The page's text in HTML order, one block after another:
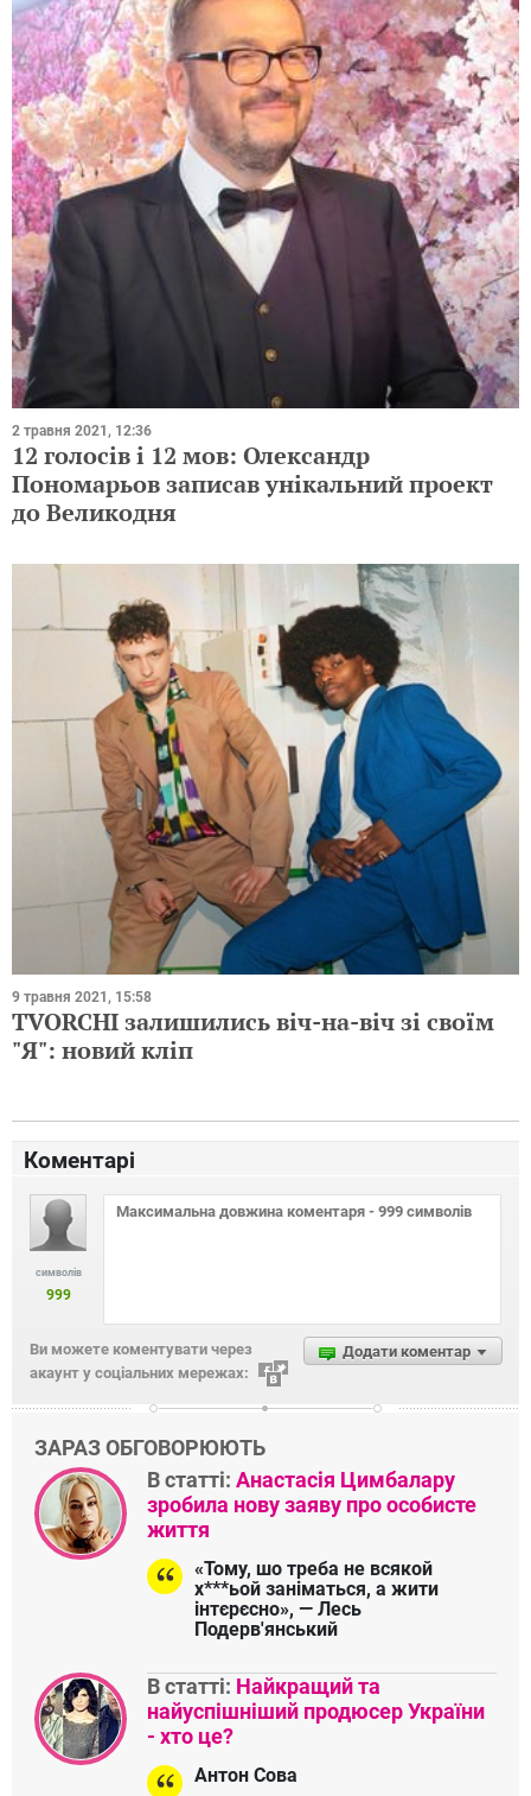
2 травня 2021, 12:36
12 голосів і 12 мов: Олександр
Пономарьов записав унікальний проект
до Великодня
9 травня 2021, 15:58
TVORCHI залишились віч-на-віч зі своїм
"Я": новий кліп
Коментарі
символів
999
Додати коментар
Ви можете коментувати через
акаунт у соціальних мережах:
ЗАРАЗ ОБГОВОРЮЮТЬ
В статті: Анастасія Цимбалару
зробила нову заяву про особисте
життя
«Тому, шо треба не всякой
х***ьой заніматься, а жити
інтєрєсно», — Лесь
Подерв'янський
В статті: Найкращий та
найуспішніший продюсер України
- хто це?
Антон Сова